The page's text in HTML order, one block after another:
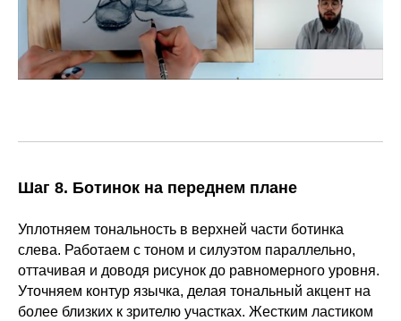
Шаг 8. Ботинок на переднем плане
Уплотняем тональность в верхней части ботинка
слева. Работаем с тоном и силуэтом параллельно,
оттачивая и доводя рисунок до равномерного уровня.
Уточняем контур язычка, делая тональный акцент на
более близких к зрителю участках. Жестким ластиком